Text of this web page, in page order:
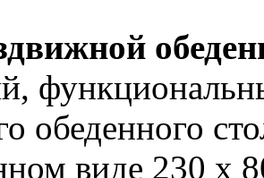
обеденного
виде 230 х